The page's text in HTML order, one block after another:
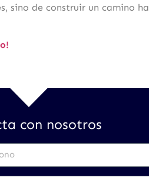
sino de construir un camino
con nosotros